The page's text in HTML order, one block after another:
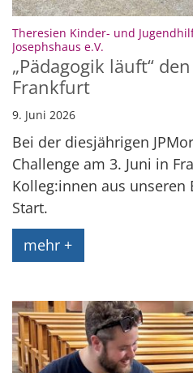
Theresien Kinder- und
Josephshaus e.V.
„Pädagogik läuft“
Frankfurt
9. Juni 2026
Bei der diesjährigen
Challenge am 3. Juni in
Kolleg:innen aus unseren
Start.
mehr +